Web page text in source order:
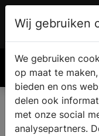
Wij gebruiken
We gebruiken
op maat te
bieden en ons
delen ook
met onze social
analysepartners.